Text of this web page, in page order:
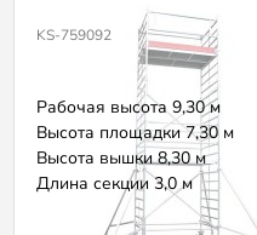
KS-759092
Рабочая высота 9,30 м
Высота площадки 7,30 м
Высота вышки 8,30 м
Длина секции 3,0 м
Вес 322,0 кг